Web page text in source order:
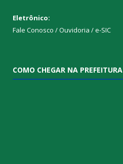
Eletrônico:
Fale Conosco / Ouvidoria / e-SIC
COMO CHEGAR NA PREFEITURA